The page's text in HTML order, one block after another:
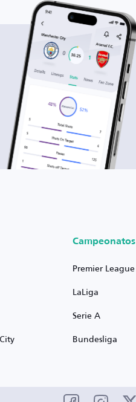
Campeonatos
Premier League
LaLiga
Serie A
Bundesliga